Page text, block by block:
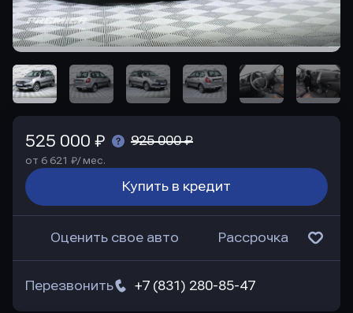
525 000 ₽ 925 000 ₽
от 6 621 ₽/ мес.
Купить в кредит
Оценить свое авто Рассрочка
+7 (831) 280-85-47
Перезвонить